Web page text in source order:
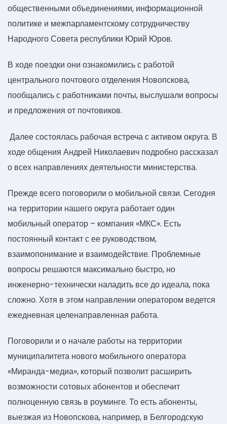
общественными объединениями, информационной
политике и межпарламентскому сотрудничеству
Народного Совета республики Юрий Юров.
В ходе поездки они ознакомились с работой
центрального почтового отделения Новопскова,
пообщались с работниками почты, выслушали вопросы
и предложения от почтовиков.
Далее состоялась рабочая встреча с активом округа. В
ходе общения Андрей Николаевич подробно рассказал
о всех направлениях деятельности министерства.
Прежде всего поговорили о мобильной связи. Сегодня
на территории нашего округа работает один
мобильный оператор – компания «МКС». Есть
постоянный контакт с ее руководством,
взаимопонимание и взаимодействие. Проблемные
вопросы решаются максимально быстро, но
инженерно-технически наладить все до идеала, пока
сложно. Хотя в этом направлении оператором ведется
ежедневная целенаправленная работа.
Поговорили и о начале работы на территории
муниципалитета нового мобильного оператора
«Миранда-медиа», который позволит расширить
возможности сотовых абонентов и обеспечит
полноценную связь в роуминге. То есть абоненты,
выезжая из Новопскова, например, в Белгородскую